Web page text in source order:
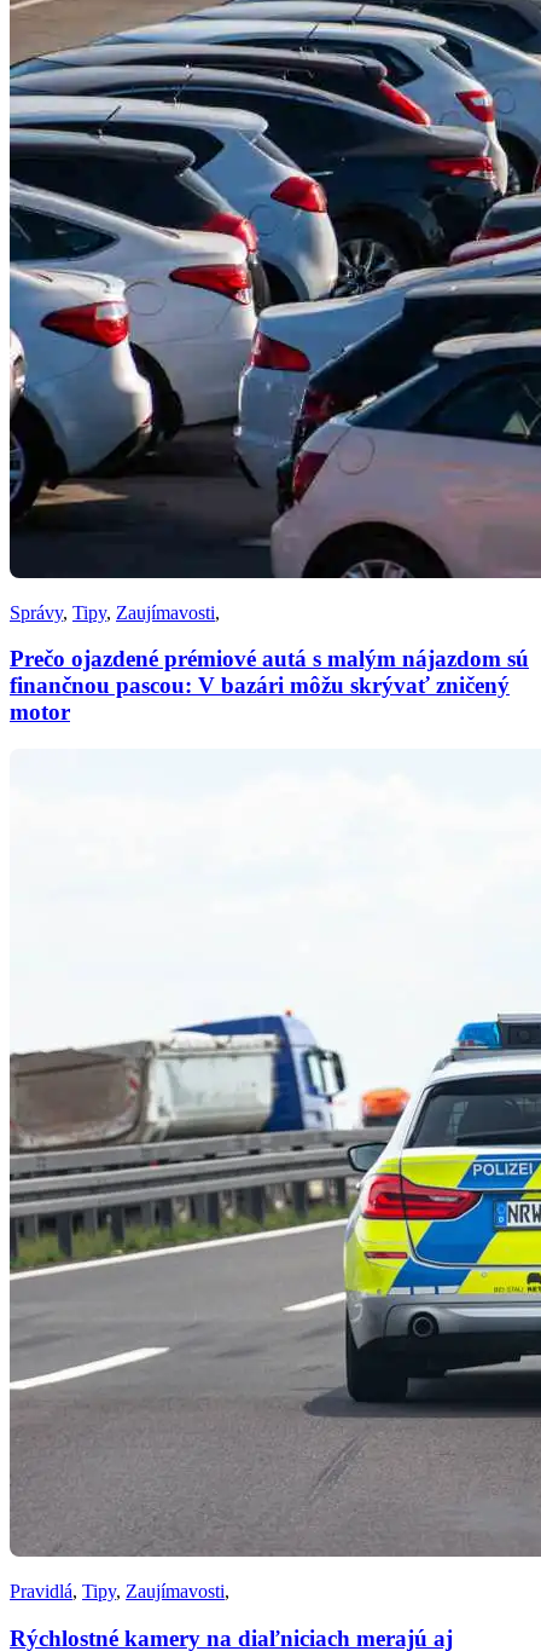
Správy, Tipy, Zaujímavosti,
Prečo ojazdené prémiové autá s malým nájazdom sú
finančnou pascou: V bazári môžu skrývať zničený
motor
Pravidlá, Tipy, Zaujímavosti,
Rýchlostné kamery na diaľniciach merajú aj